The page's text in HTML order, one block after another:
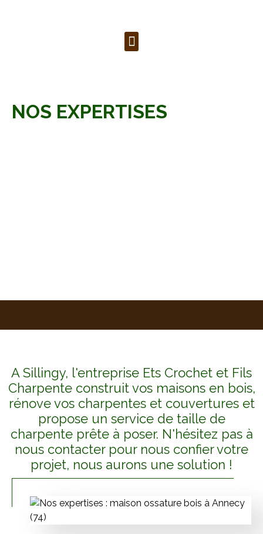
NOS EXPERTISES
A Sillingy, l'entreprise Ets Crochet et Fils
Charpente construit vos maisons en bois,
rénove vos charpentes et couvertures et
propose un service de taille de
charpente prête à poser. N'hésitez pas à
nous contacter pour nous confier votre
projet, nous aurons une solution !